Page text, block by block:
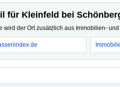
für Kleinfeld bei
wird der Ort zusätzlich aus Immobilien-